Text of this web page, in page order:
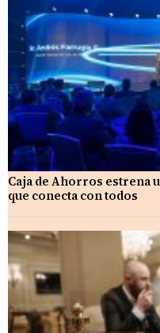
Caja de Ahorros estrena
que conecta con todos